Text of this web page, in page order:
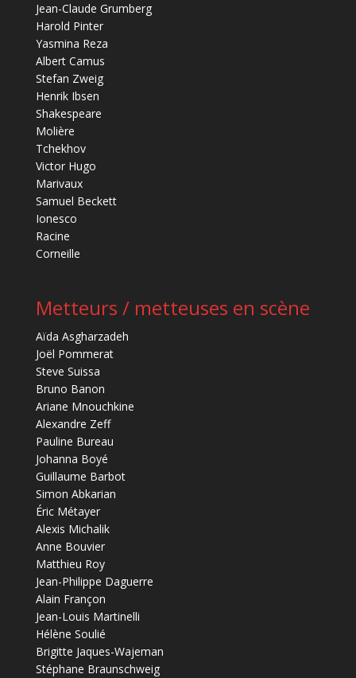
Jean-Claude Grumberg
Harold Pinter
Yasmina Reza
Albert Camus
Stefan Zweig
Henrik Ibsen
Shakespeare
Molière
Tchekhov
Victor Hugo
Marivaux
Samuel Beckett
Ionesco
Racine
Corneille
Metteurs / metteuses en scène
Aïda Asgharzadeh
Joël Pommerat
Steve Suissa
Bruno Banon
Ariane Mnouchkine
Alexandre Zeff
Pauline Bureau
Johanna Boyé
Guillaume Barbot
Simon Abkarian
Éric Métayer
Alexis Michalik
Anne Bouvier
Matthieu Roy
Jean-Philippe Daguerre
Alain Françon
Jean-Louis Martinelli
Hélène Soulié
Brigitte Jaques-Wajeman
Stéphane Braunschweig